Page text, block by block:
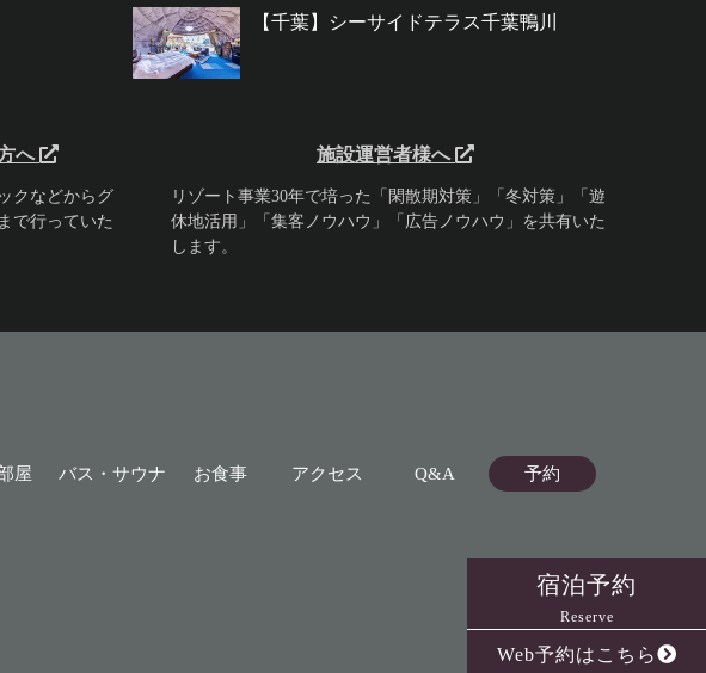
【千葉】シーサイドテラス千葉鴨川
へ
クなどからグ
で行っていた
施設運営者様へ
リゾート事業30年で培った「閑散期対策」「冬対策」「遊
休地活用」「集客ノウハウ」「広告ノウハウ」を共有いた
します。
宿泊予約
Reserve
Web予約はこちら
屋 バス・サウナ お食事 アクセス Q&A 予約